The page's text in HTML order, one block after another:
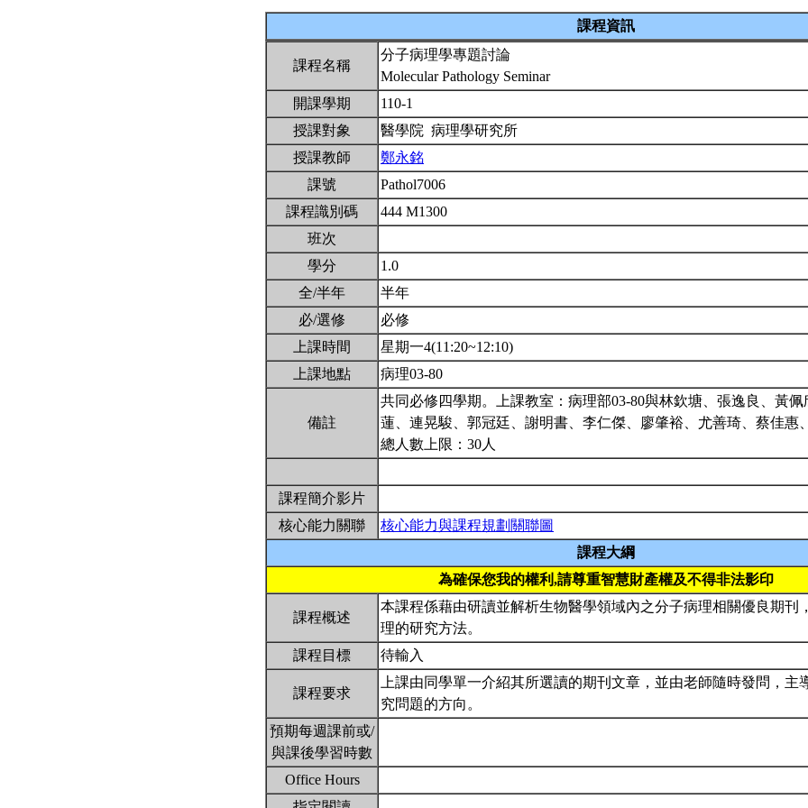
課程資訊
課程名稱
分子病理學專題討論
Molecular Pathology Seminar
開課學期
110-1
授課對象
醫學院 病理學研究所
授課教師
鄭永銘
課號
Pathol7006
課程識別碼
444 M1300
班次
學分
1.0
全/半年
半年
必/選修
必修
上課時間
星期一4(11:20~12:10)
上課地點
病理03-80
備註
共同必修四學期。上課教室：病理部03-80與林欽塘、張逸良、黃
蓮、連晃駿、郭冠廷、謝明書、李仁傑、廖肇裕、尤善琦、蔡佳惠
總人數上限：30人
課程簡介影片
核心能力關聯
核心能力與課程規劃關聯圖
課程大綱
為確保您我的權利,請尊重智慧財產權及不得非法影印
課程概述
本課程係藉由研讀並解析生物醫學領域內之分子病理相關優良期刊
理的研究方法。
課程目標
待輸入
課程要求
上課由同學單一介紹其所選讀的期刊文章，並由老師隨時發問，主
究問題的方向。
預期每週課前或/
與課後學習時數
Office Hours